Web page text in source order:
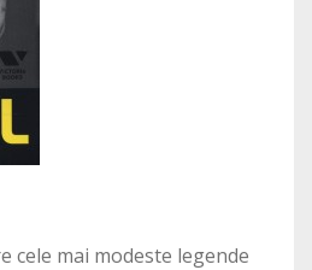
cele mai modeste legende